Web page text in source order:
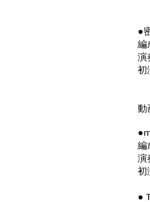
●
編
演
初
動
編
演
初
●